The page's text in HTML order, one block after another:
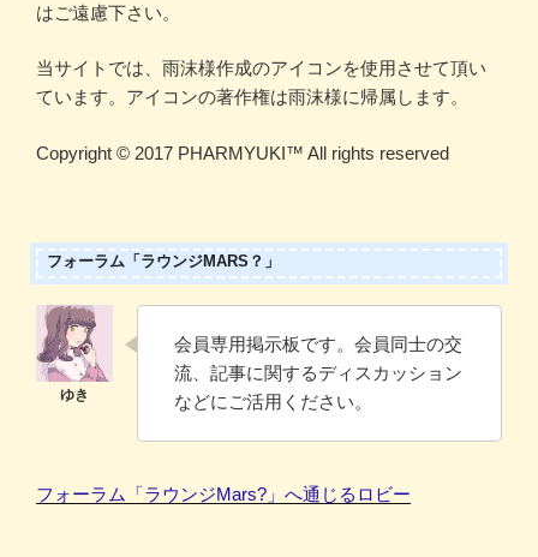
はご遠慮下さい。
当サイトでは、雨沫様作成のアイコンを使用させて頂い
ています。アイコンの著作権は雨沫様に帰属します。
Copyright ©️ 2017 PHARMYUKI™️ All rights reserved
フォーラム「ラウンジMARS？」
会員専用掲示板です。会員同士の交
流、記事に関するディスカッション
などにご活用ください。
フォーラム「ラウンジMars?」へ通じるロビー